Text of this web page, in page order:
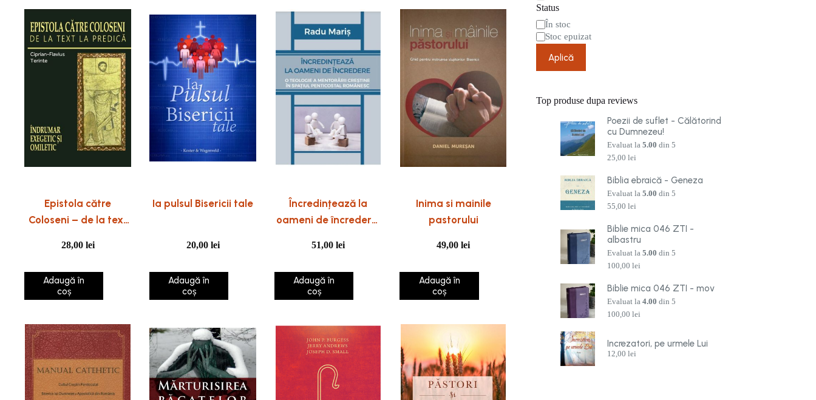
Epistola către
Coloseni – de la text
28,00 lei
Adaugă în
coș
Ia pulsul Bisericii tale
20,00 lei
Adaugă în
coș
Încredințează la
oameni de încredere.
mentorării în spațiul
penticostal românesc
51,00 lei
Adaugă în
coș
Inima si mainile
pastorului
49,00lei
Adaugă în
coș
Status
StareÎn stoc
Stoc epuizat
Aplică
Top produse dupa reviews
Poezii de suflet - Călătorind
cu Dumnezeu!
Evaluat la5.00 din 5
25,00lei
Biblia ebraică - Geneza
Evaluat la5.00 din 5
55,00lei
Biblie mica 046 ZTI -
albastru
Evaluat la5.00 din 5
100,00lei
Biblie mica 046 ZTI - mov
Evaluat la4.00 din 5
100,00lei
Increzatori, pe urmele Lui
12,00lei